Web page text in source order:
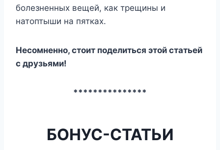
болезненных вещей, как трещины и
натоптыши на пятках.
Несомненно, стоит поделиться этой статьей
с друзьями!
***************
БОНУС-СТАТЬИ